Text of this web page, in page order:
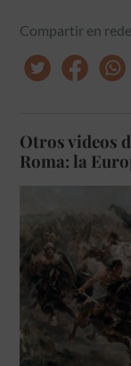
Compartir en
Otros videos
Roma: la